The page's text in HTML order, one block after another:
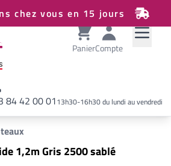
chez vous en 15 jours
PanierCompte
84 42 00 0113h30-16h30 du lundi au vendredi
site
1,2m Gris 2500 sablé